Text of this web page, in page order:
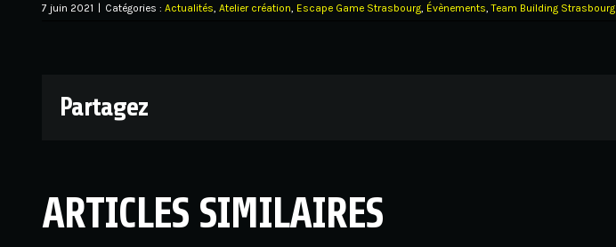
7 juin 2021 Catégories : Actualités, Atelier création, Escape Game Strasbourg, Évènements,Team Building Strasbourg
Partagez
ARTICLES SIMILAIRES